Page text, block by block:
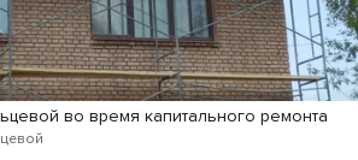
во время капитального ремонта